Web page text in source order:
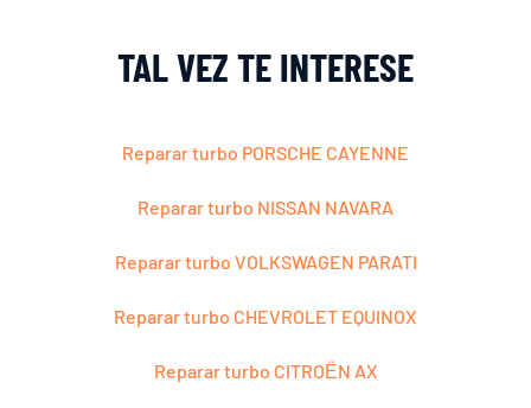
TAL VEZ TE INTERESE
Reparar turbo PORSCHE CAYENNE
Reparar turbo NISSAN NAVARA
Reparar turbo VOLKSWAGEN PARATI
Reparar turbo CHEVROLET EQUINOX
Reparar turbo CITROЁN AX